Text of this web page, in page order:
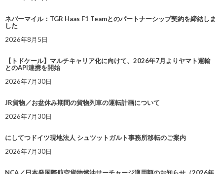
ネバーマイル：TGR Haas F1 Teamとのパートナーシップ契約を締結しま
した
2026年8月5日
【トドケール】マルチキャリア化に向けて、2026年7月よりヤマト運輸
とのAPI連携を開始
2026年7月30日
JR貨物／お盆休み期間の貨物列車の運転計画について
2026年7月30日
にしてつドイツ現地法人 シュツットガルト事務所移転のご案内
2026年7月30日